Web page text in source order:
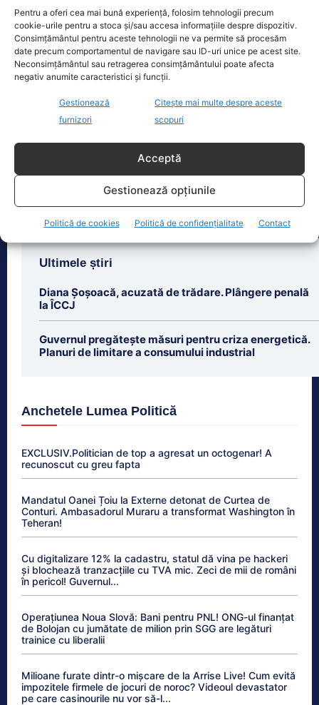
Pentru a oferi cea mai bună experiență, folosim tehnologii precum
cookie-urile pentru a stoca și/sau accesa informațiile despre dispozitiv.
Consimțământul pentru aceste tehnologii ne va permite să procesăm
date precum comportamentul de navigare sau ID-uri unice pe acest site.
Neconsimțământul sau retragerea consimțământului poate afecta
negativ anumite caracteristici și funcții.
Gestionează
furnizori
Citește mai multe despre aceste
scopuri
Acceptă
Gestionează opțiunile
Politică de cookies Politică de confidențialitate Contact
Oficiul de Știri
execută 11 ani de…
Petrică Paraschiv, primul român care a
cucerit un titlu mondial la box
profesionist, este din nou în centrul
Ultimele știri
Diana Șoșoacă, acuzată de trădare. Plângere penală
la ÎCCJ
Guvernul pregătește măsuri pentru criza energetică.
Planuri de limitare a consumului industrial
Anchetele Lumea Politică
EXCLUSIV.Politician de top a agresat un octogenar! A
recunoscut cu greu fapta
Mandatul Oanei Țoiu la Externe detonat de Curtea de
Conturi. Ambasadorul Muraru a transformat Washington în
Teheran!
Cu digitalizare 12% la cadastru, statul dă vina pe hackeri
și blochează tranzacțiile cu TVA mic. Zeci de mii de români
în pericol! Guvernul...
Operațiunea Noua Slovă: Bani pentru PNL! ONG-ul finanțat
de Bolojan cu jumătate de milion prin SGG are legături
trainice cu liberalii
Milioane furate dintr-o mișcare de la Arrise Live! Cum evită
impozitele firmele de jocuri de noroc? Videoul devastator
pe care casinourile nu vor să-l...